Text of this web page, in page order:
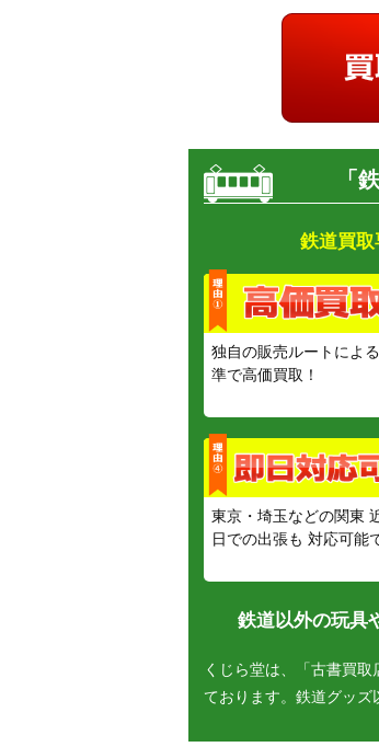
「
鉄道買
独自の販売ルートによ
準で高価買取！
東京・埼玉などの関東
日での出張も 対応可能
鉄道以外の玩具
くじら堂は、「古書買
ております。鉄道グッズ